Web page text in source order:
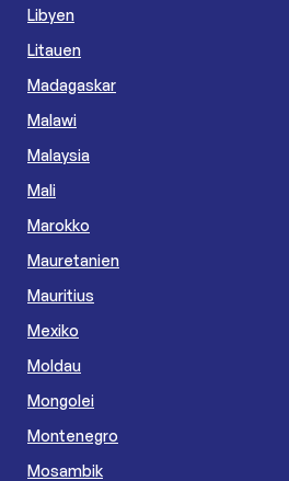
Libyen
Litauen
Madagaskar
Malawi
Malaysia
Mali
Marokko
Mauretanien
Mauritius
Mexiko
Moldau
Mongolei
Montenegro
Mosambik